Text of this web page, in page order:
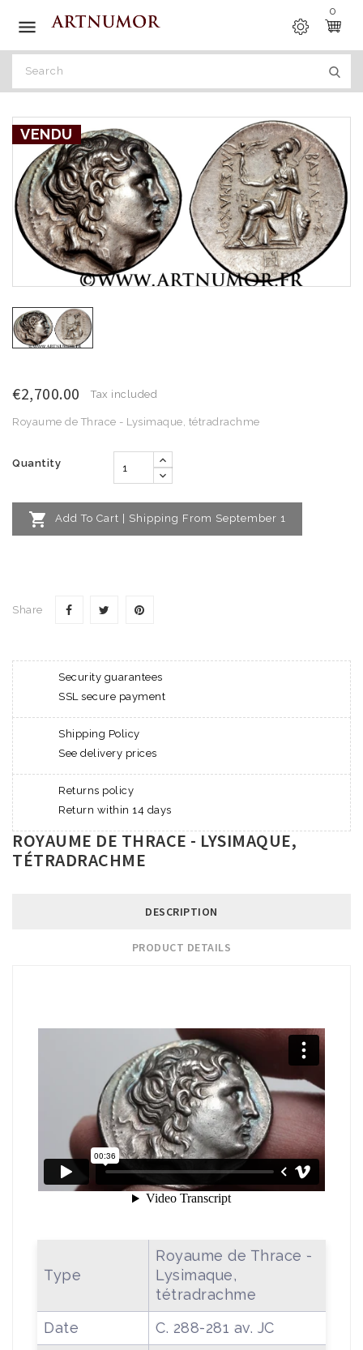

0
VENDU
€2,700.00 Tax included
Royaume de Thrace - Lysimaque, tétradrachme
Quantity
 Add To Cart | Shipping From September 1
Share
Security guarantees
SSL secure payment
Shipping Policy
See delivery prices
Returns policy
Return within 14 days
ROYAUME DE THRACE - LYSIMAQUE,
TÉTRADRACHME
DESCRIPTION
PRODUCT DETAILS
Type
Royaume de Thrace -
Lysimaque,
tétradrachme
Date
C. 288-281 av. JC